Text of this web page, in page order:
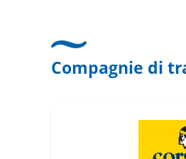
Compagnie di